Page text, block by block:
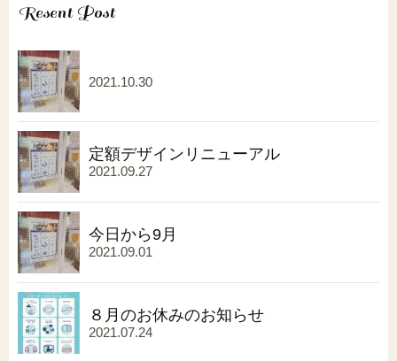
Resent Post
2021.10.30
定額デザインリニューアル
2021.09.27
今日から9月
2021.09.01
８月のお休みのお知らせ
2021.07.24